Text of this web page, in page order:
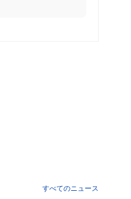
SDKやAPIなどの堅牢
すべてのニュース